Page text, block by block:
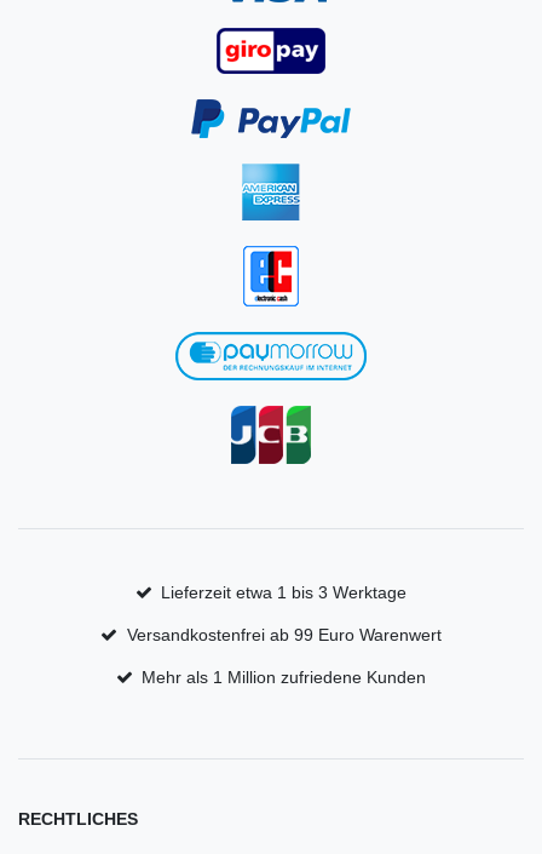
Lieferzeit etwa 1 bis 3 Werktage
Versandkostenfrei ab 99 Euro Warenwert
Mehr als 1 Million zufriedene Kunden
RECHTLICHES